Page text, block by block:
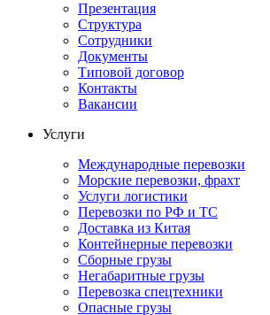
Презентация
Структура
Сотрудники
Документы
Типовой договор
Контакты
Вакансии
Услуги
Международные перевозки
Морские перевозки, фрахт
Услуги логистики
Перевозки по РФ и ТС
Доставка из Китая
Контейнерные перевозки
Сборные грузы
Негабаритные грузы
Перевозка спецтехники
Опасные грузы